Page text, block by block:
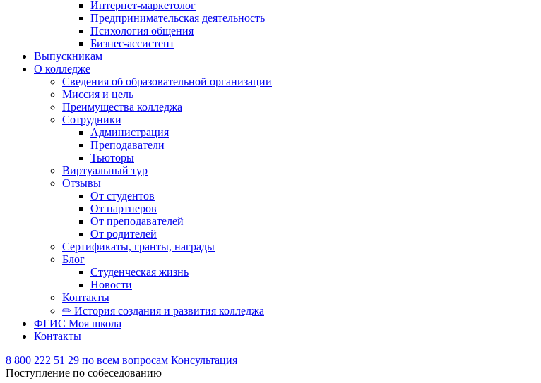
Интернет-маркетолог
Предпринимательская деятельность
Психология общения
Бизнес-ассистент
Выпускникам
О колледже
Сведения об образовательной организации
Миссия и цель
Преимущества колледжа
Сотрудники
Администрация
Преподаватели
Тьюторы
Виртуальный тур
Отзывы
От студентов
От партнеров
От преподавателей
От родителей
Сертификаты, гранты, награды
Блог
Студенческая жизнь
Новости
Контакты
✏ История создания и развития колледжа
ФГИС Моя школа
Контакты
8 800 222 51 29 по всем вопросам Консультация
Поступление по собеседованию